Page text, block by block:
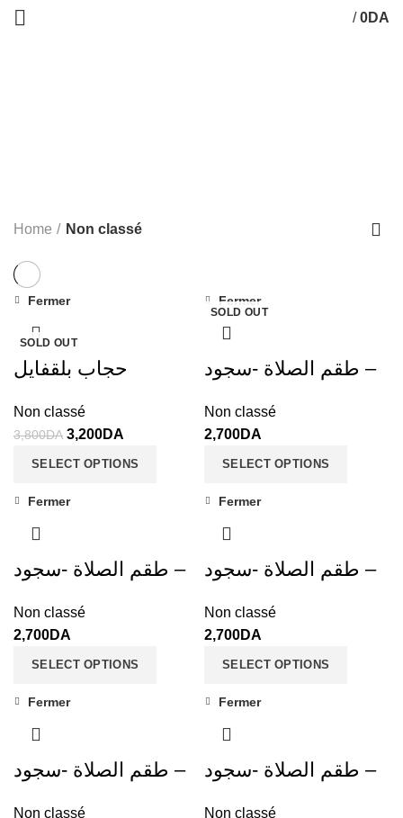
/ 0DA
اونصومبل 126 PRODUIT
Home Non classé
SOLD OUT
Fermer
حجاب بلقفايل
Non classé
3,800DA 3,200DA
SELECT OPTIONS
SOLD OUT
Fermer
طقم الصلاة -سجود –
Non classé
2,700DA
SELECT OPTIONS
Fermer
طقم الصلاة -سجود –
Non classé
2,700DA
SELECT OPTIONS
Fermer
طقم الصلاة -سجود –
Non classé
2,700DA
SELECT OPTIONS
Fermer
طقم الصلاة -سجود –
Non classé
Fermer
طقم الصلاة -سجود –
Non classé